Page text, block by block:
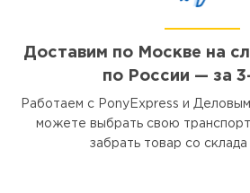
Доставим по Москве на
по России — за
Работаем с PonyExpress и
можете выбрать свою
забрать товар со